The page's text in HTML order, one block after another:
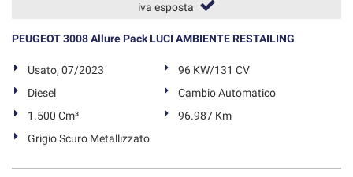
iva esposta
PEUGEOT 3008 Allure Pack LUCI AMBIENTE RESTAILING
Usato, 07/2023
96 KW/131 CV
Diesel
Cambio Automatico
1.500 Cm³
96.987 Km
Grigio Scuro Metallizzato